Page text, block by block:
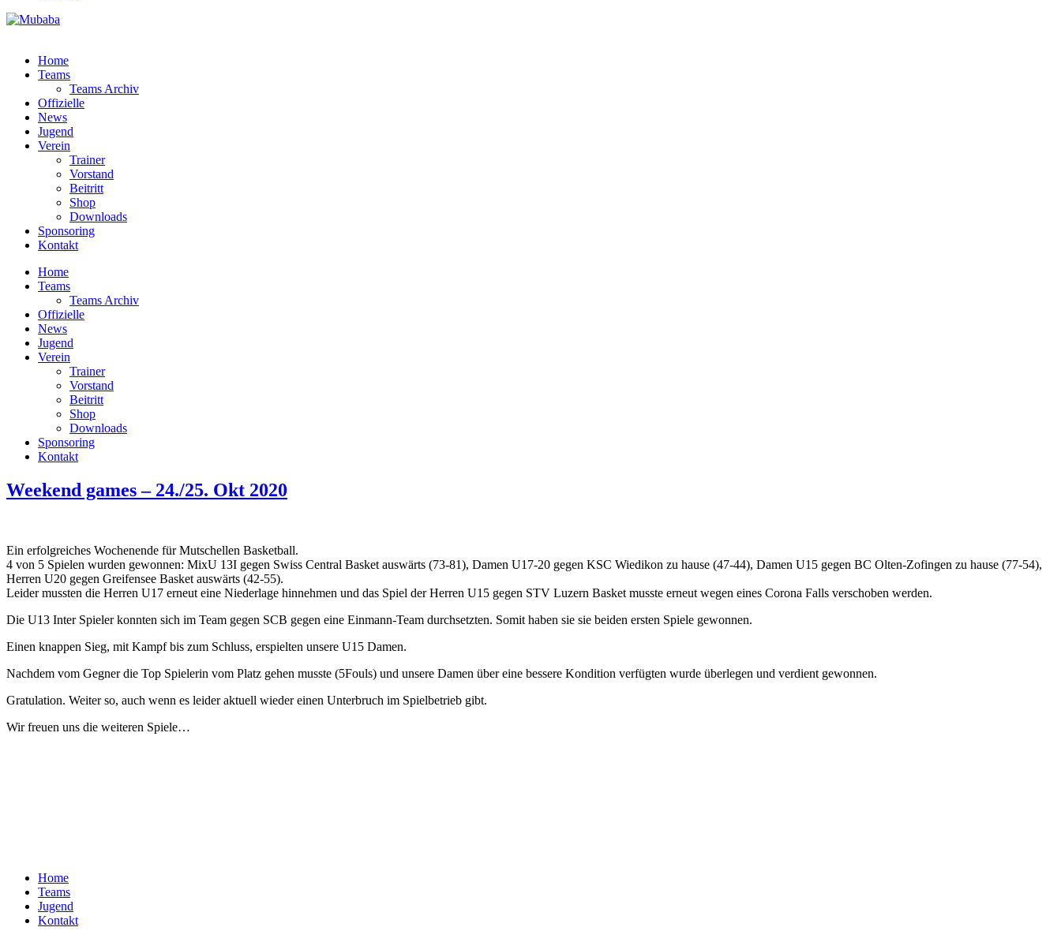
Home
Teams
Teams Archiv
Offizielle
News
Jugend
Verein
Trainer
Vorstand
Beitritt
Shop
Downloads
Sponsoring
Kontakt
Home
Teams
Teams Archiv
Offizielle
News
Jugend
Verein
Trainer
Vorstand
Beitritt
Shop
Downloads
Sponsoring
Kontakt
Weekend games – 24./25. Okt 2020
Ein erfolgreiches Wochenende für Mutschellen Basketball.
4 von 5 Spielen wurden gewonnen: MixU 13I gegen Swiss Central Basket auswärts (73-81), Damen U17-20 gegen KSC Wiedikon zu hause (47-44), Damen U15 gegen BC Olten-Zofingen zu hause (77-54),
Herren U20 gegen Greifensee Basket auswärts (42-55).
Leider mussten die Herren U17 erneut eine Niederlage hinnehmen und das Spiel der Herren U15 gegen STV Luzern Basket musste erneut wegen eines Corona Falls verschoben werden.
Die U13 Inter Spieler konnten sich im Team gegen SCB gegen eine Einmann-Team durchsetzten. Somit haben sie sie beiden ersten Spiele gewonnen.
Einen knappen Sieg, mit Kampf bis zum Schluss, erspielten unsere U15 Damen.
Nachdem vom Gegner die Top Spielerin vom Platz gehen musste (5Fouls) und unsere Damen über eine bessere Kondition verfügten wurde überlegen und verdient gewonnen.
Gratulation. Weiter so, auch wenn es leider aktuell wieder einen Unterbruch im Spielbetrieb gibt.
Wir freuen uns die weiteren Spiele…
Home
Teams
Jugend
Kontakt